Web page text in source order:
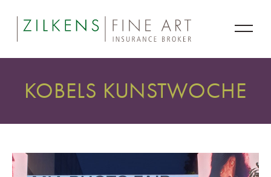
KOBELS KUNSTWOCHE